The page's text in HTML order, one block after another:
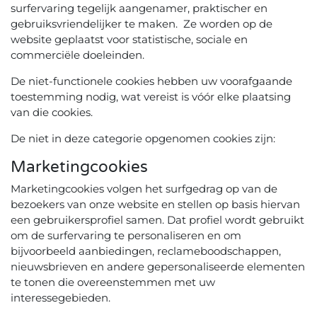
surfervaring tegelijk aangenamer, praktischer en
gebruiksvriendelijker te maken. Ze worden op de
website geplaatst voor statistische, sociale en
commerciële doeleinden.
De niet-functionele cookies hebben uw voorafgaande
toestemming nodig, wat vereist is vóór elke plaatsing
van die cookies.
De niet in deze categorie opgenomen cookies zijn:
Marketingcookies
Marketingcookies volgen het surfgedrag op van de
bezoekers van onze website en stellen op basis hiervan
een gebruikersprofiel samen. Dat profiel wordt gebruikt
om de surfervaring te personaliseren en om
bijvoorbeeld aanbiedingen, reclameboodschappen,
nieuwsbrieven en andere gepersonaliseerde elementen
te tonen die overeenstemmen met uw
interessegebieden.